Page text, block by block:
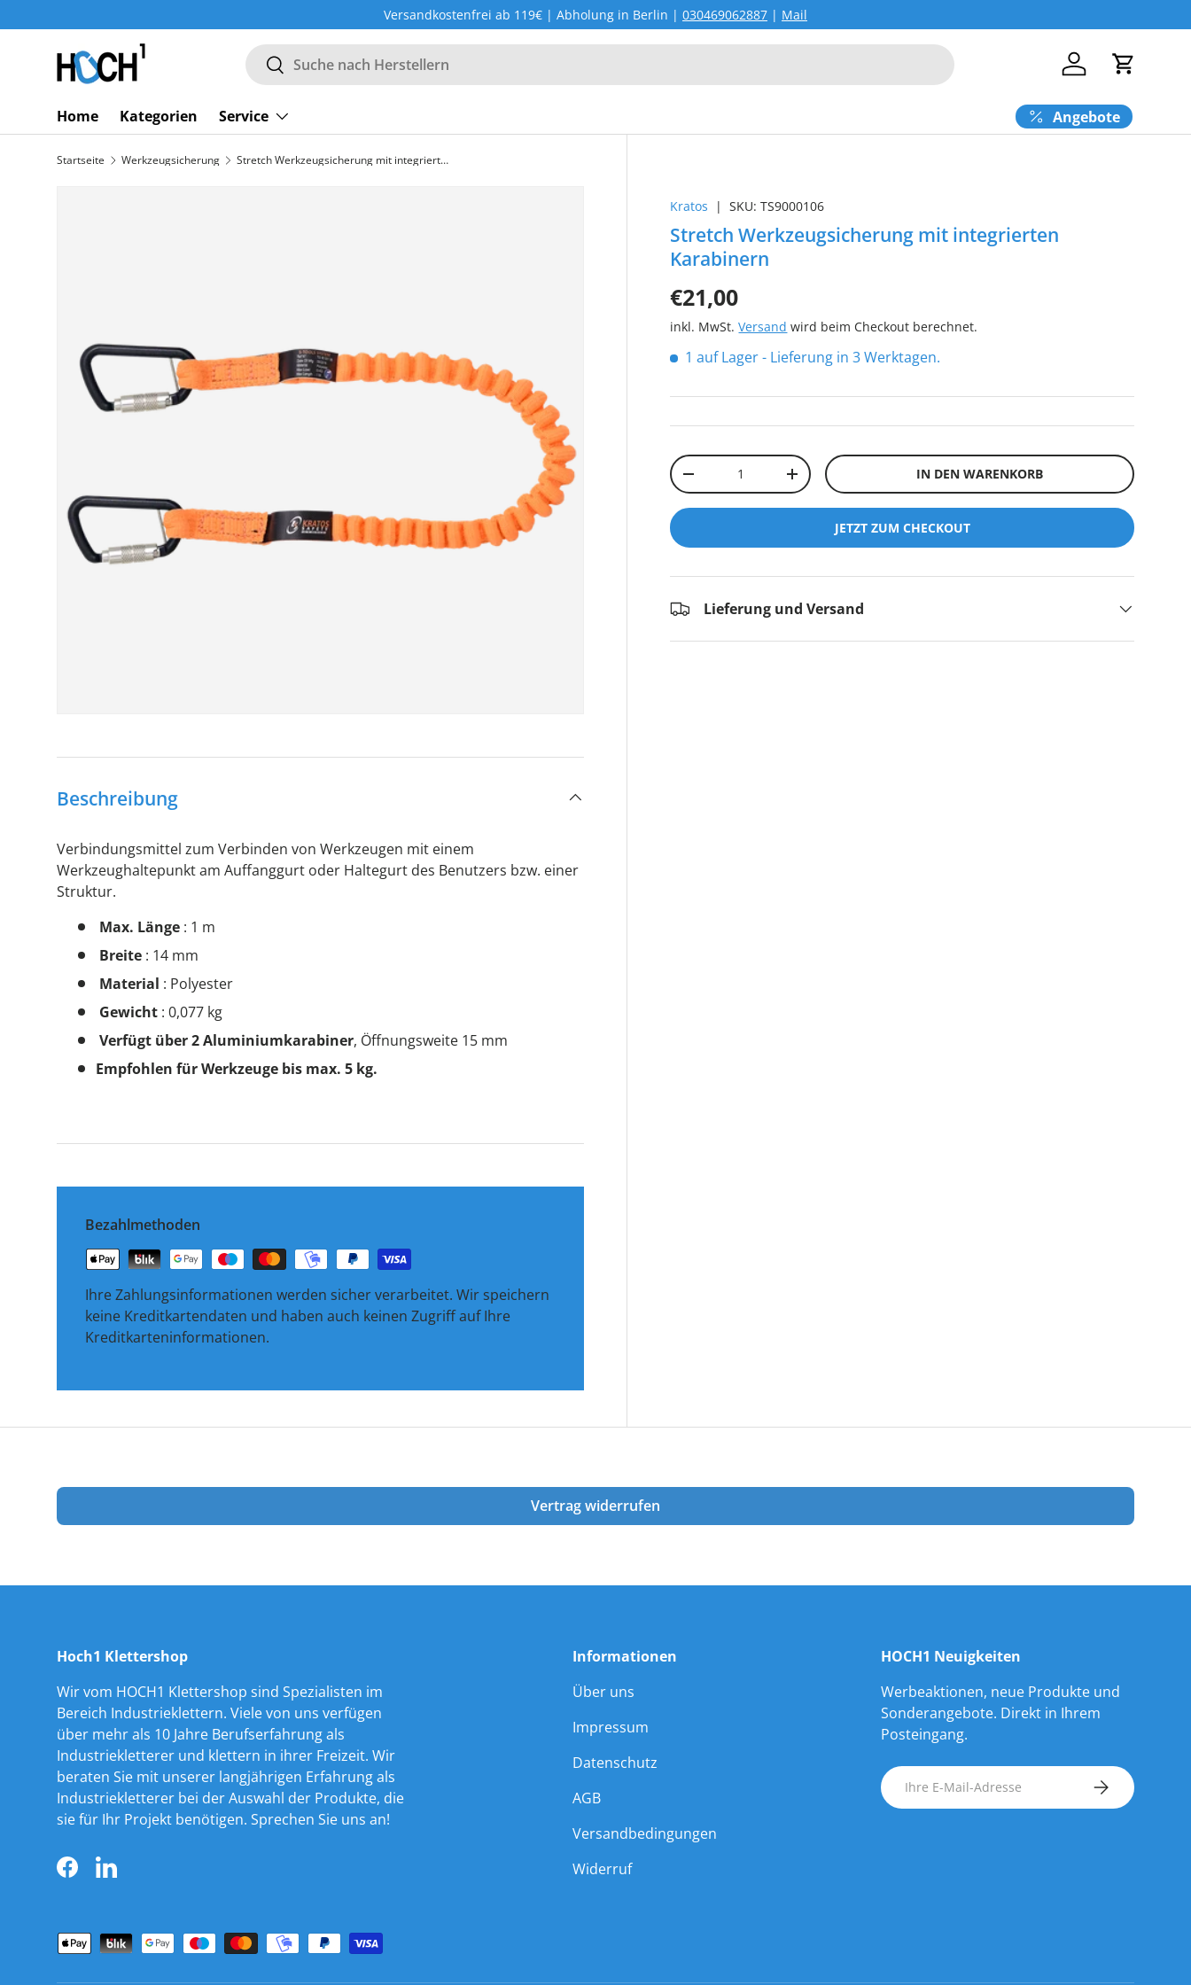
DIREKT ZUM INHALT
Versandkostenfrei ab 119€ | Abholung in Berlin | 030469062887 | Mail
Suchen
Suchen Einloggen
Home Kategorien Service Angebote
Startseite Werkzeugsicherung Stretch Werkzeugsicherung mit integrierten Karabinern
Kratos |SKU:TS9000106
Stretch Werkzeugsicherung mit integrierten
Karabinern
€21,00
inkl. MwSt.Versand wird beim Checkout berechnet.
1 auf Lager - Lieferung in 3 Werktagen.
Anzahl
-
+ IN DEN WARENKORB
JETZT ZUM CHECKOUT
Lieferung und Versand
Beschreibung
Verbindungsmittel zum Verbinden von Werkzeugen mit einem
Werkzeughaltepunkt am Auffanggurt oder Haltegurt des Benutzers bzw. einer
Struktur.
Max. Länge : 1 m
Breite : 14 mm
Material : Polyester
Gewicht : 0,077 kg
Verfügt über 2 Aluminiumkarabiner, Öffnungsweite 15 mm
Empfohlen für Werkzeuge bis max. 5 kg.
Bezahlmethoden
Ihre Zahlungsinformationen werden sicher verarbeitet. Wir speichern
keine Kreditkartendaten und haben auch keinen Zugriff auf Ihre
Kreditkarteninformationen.
Vertrag widerrufen
Hoch1 Klettershop
Wir vom HOCH1 Klettershop sind Spezialisten im
Bereich Industrieklettern. Viele von uns verfügen
über mehr als 10 Jahre Berufserfahrung als
Industriekletterer und klettern in ihrer Freizeit. Wir
beraten Sie mit unserer langjährigen Erfahrung als
Industriekletterer bei der Auswahl der Produkte, die
sie für Ihr Projekt benötigen. Sprechen Sie uns an!
FacebookLinkedIn
Informationen
Über uns
Impressum
Datenschutz
AGB
Versandbedingungen
Widerruf
HOCH1 Neuigkeiten
Werbeaktionen, neue Produkte und
Sonderangebote. Direkt in Ihrem
Posteingang.
E-Mail ABONNIEREN
Zahlungsmethoden